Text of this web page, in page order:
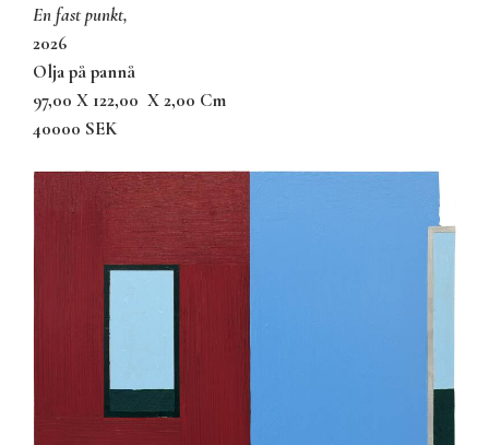
en fast punkt,
2026
olja på pannå
97,00 X 122,00 X 2,00 Cm
40000 SEK